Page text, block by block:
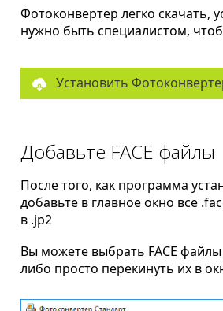
Фотоконвертер легко скачать,
нужно быть специалистом,
Установить
Добавьте FACE файлы
После того, как программа
добавьте в главное окно все
в .jp2
Вы можете выбрать FACE
либо просто перекинуть их в